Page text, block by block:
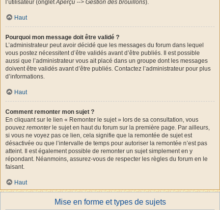
l’utilisateur (ongletAperçu --> Gestion des brouillons).
Haut
Pourquoi mon message doit être validé ?
L’administrateur peut avoir décidé que les messages du forum dans lequel
vous postez nécessitent d’être validés avant d’être publiés. Il est possible
aussi que l’administrateur vous ait placé dans un groupe dont les messages
doivent être validés avant d’être publiés. Contactez l’administrateur pour plus
d’informations.
Haut
Comment remonter mon sujet ?
En cliquant sur le lien « Remonter le sujet » lors de sa consultation, vous
pouvez remonterle sujet en haut du forum sur la première page. Par ailleurs,
si vous ne voyez pas ce lien, cela signifie que la remontée de sujet est
désactivée ou que l’intervalle de temps pour autoriser la remontée n’est pas
atteint. Il est également possible de remonter un sujet simplement en y
répondant. Néanmoins, assurez-vous de respecter les règles du forum en le
faisant.
Haut
Mise en forme et types de sujets